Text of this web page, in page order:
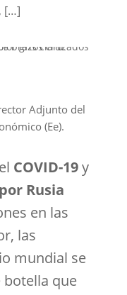
[…]
Adjunto del
(Ee).
COVID-19y
Rusia
en las
las
mundial se
que